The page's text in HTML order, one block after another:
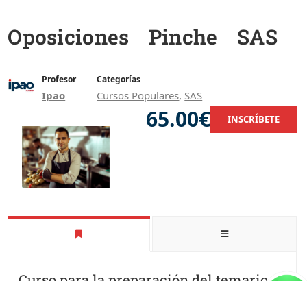
Oposiciones Pinche SAS
Profesor
Ipao
Categorías
Cursos Populares, SAS
65.00€ INSCRÍBETE